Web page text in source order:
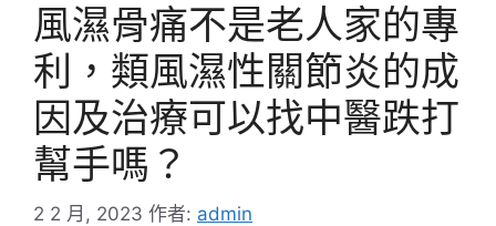
風濕骨痛不是老人家的專
利，類風濕性關節炎的成
因及治療可以找中醫跌打
幫手嗎？
2 2 月, 2023 作者: admin